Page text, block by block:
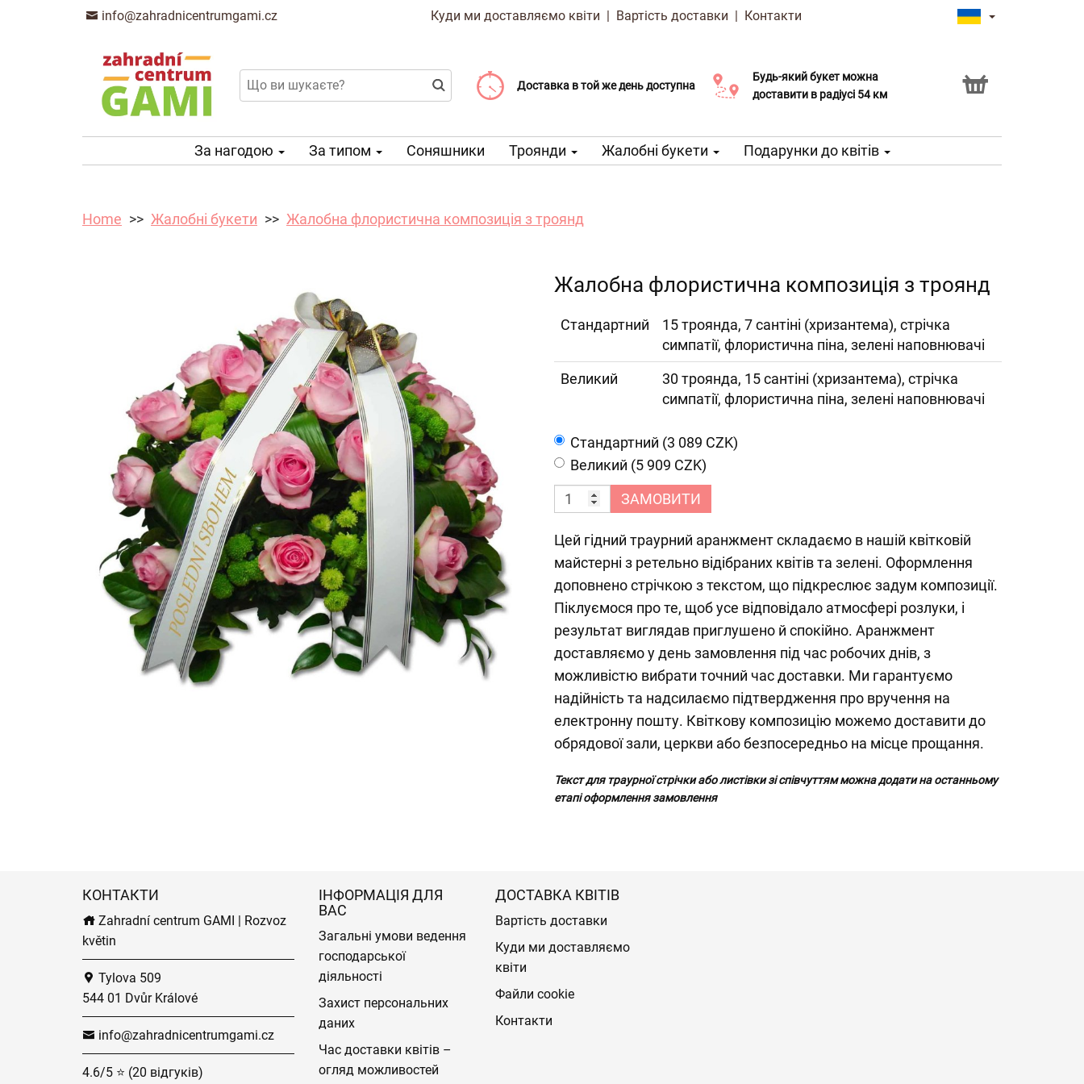
info@zahradnicentrumgami.cz Куди ми доставляємо квіти | Вартість доставки | Контакти
Доставка в той же день доступна
Доставка від 99 CZK
Виберіть дату доставки
Будь-який букет можна
доставити в радіусі 54 км
Послуга Click & Collect
За нагодою За типом Соняшники Троянди Жалобні букети Подарунки до квітів
Home Жалобні букети Жалобна флористична композиція з троянд
Жалобна флористична композиція з троянд
Cтандартний
15 троянда, 7 сантіні (хризантема), стрічка
симпатії, флористична піна, зелені наповнювачі
Великий
30 троянда, 15 сантіні (хризантема), стрічка
симпатії, флористична піна, зелені наповнювачі
Cтандартний (3 089 CZK)
Великий (5 909 CZK)
ЗАМОВИТИ
Цей гідний траурний аранжмент складаємо в нашій квітковій
майстерні з ретельно відібраних квітів та зелені. Оформлення
доповнено стрічкою з текстом, що підкреслює задум композиції.
Піклуємося про те, щоб усе відповідало атмосфері розлуки, і
результат виглядав приглушено й спокійно. Аранжмент
доставляємо у день замовлення під час робочих днів, з
можливістю вибрати точний час доставки. Ми гарантуємо
надійність та надсилаємо підтвердження про вручення на
електронну пошту. Квіткову композицію можемо доставити до
обрядової зали, церкви або безпосередньо на місце прощання.
Текст для траурної стрічки або листівки зі співчуттям можна додати на останньому
етапі оформлення замовлення
КОНТАКТИ
Zahradní centrum GAMI | Rozvoz
květin
Tylova 509
544 01 Dvůr Králové
info@zahradnicentrumgami.cz
4.6/5 ⭐ (20 відгуків)
ІНФОРМАЦІЯ ДЛЯ
ВАС
Загальні умови ведення
господарської
діяльності
Захист персональних
даних
Час доставки квітів –
огляд можливостей
ДОСТАВКА КВІТІВ
Вартість доставки
Куди ми доставляємо
квіти
Файли cookie
Контакти